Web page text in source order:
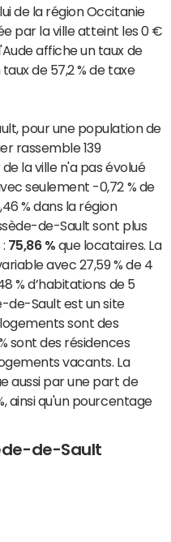
de la région Occitanie
par la ville atteint les 0 €
affiche un taux de
de 57,2 % de taxe
pour une population de
rassemble 139
la ville n'a pas évolué
seulement -0,72 % de
% dans la région
de-Sault sont plus
75,86 % que locataires. La
avec 27,59 % de 4
% d’habitations de 5
de-Sault est un site
sont des
sont des résidences
vacants. La
aussi par une part de
ainsi qu'un pourcentage
de-Sault